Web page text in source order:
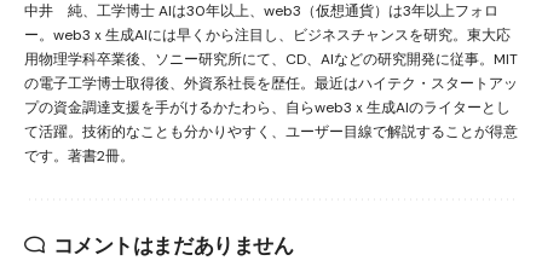
中井 純、工学博士 AIは30年以上、web3（仮想通貨）は3年以上フォロ
ー。web3ｘ生成AIには早くから注目し、ビジネスチャンスを研究。東大応
用物理学科卒業後、ソニー研究所にて、CD、AIなどの研究開発に従事。MIT
の電子工学博士取得後、外資系社長を歴任。最近はハイテク・スタートアッ
プの資金調達支援を手がけるかたわら、自らweb3ｘ生成AIのライターとし
て活躍。技術的なことも分かりやすく、ユーザー目線で解説することが得意
です。著書2冊。
コメントはまだありません